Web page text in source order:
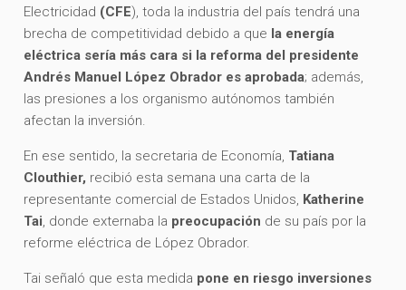
Electricidad (CFE), toda la industria del país tendrá una
brecha de competitividad debido a que la energía
eléctrica sería más cara si la reforma del presidente
Andrés Manuel López Obrador es aprobada; además,
las presiones a los organismo autónomos también
afectan la inversión.
En ese sentido, la secretaria de Economía, Tatiana
Clouthier, recibió esta semana una carta de la
representante comercial de Estados Unidos, Katherine
Tai, donde externaba la preocupación de su país por la
reforme eléctrica de López Obrador.
Tai señaló que esta medida pone en riesgo inversiones